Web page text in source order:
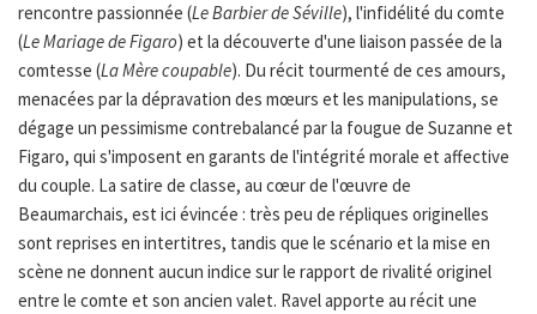
rencontre passionnée (Le Barbier de Séville), l'infidélité du comte
(Le Mariage de Figaro) et la découverte d'une liaison passée de la
comtesse (La Mère coupable). Du récit tourmenté de ces amours,
menacées par la dépravation des mœurs et les manipulations, se
dégage un pessimisme contrebalancé par la fougue de Suzanne et
Figaro, qui s'imposent en garants de l'intégrité morale et affective
du couple. La satire de classe, au cœur de l'œuvre de
Beaumarchais, est ici évincée : très peu de répliques originelles
sont reprises en intertitres, tandis que le scénario et la mise en
scène ne donnent aucun indice sur le rapport de rivalité originel
entre le comte et son ancien valet. Ravel apporte au récit une